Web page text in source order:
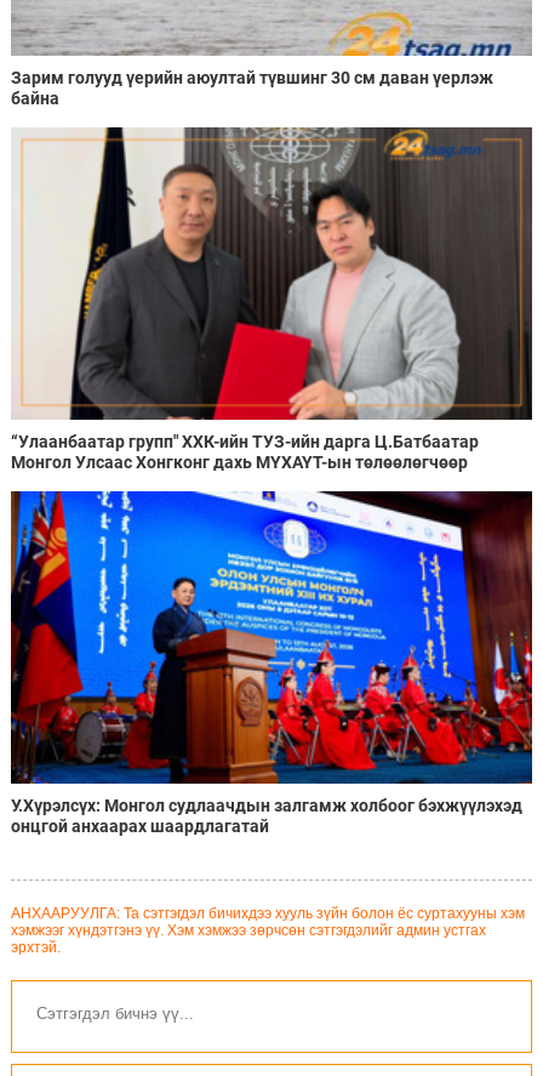
Зарим голууд үерийн аюултай түвшинг 30 см даван үерлэж
байна
“Улаанбаатар групп" ХХК-ийн ТУЗ-ийн дарга Ц.Батбаатар
Монгол Улсаас Хонгконг дахь МҮХАҮТ-ын төлөөлөгчөөр
У.Хүрэлсүх: Монгол судлаачдын залгамж холбоог бэхжүүлэхэд
онцгой анхаарах шаардлагатай
АНХААРУУЛГА: Та сэтгэгдэл бичихдээ хууль зүйн болон ёс суртахууны хэм
хэмжээг хүндэтгэнэ үү. Хэм хэмжээ зөрчсөн сэтгэгдэлийг админ устгах
эрхтэй.